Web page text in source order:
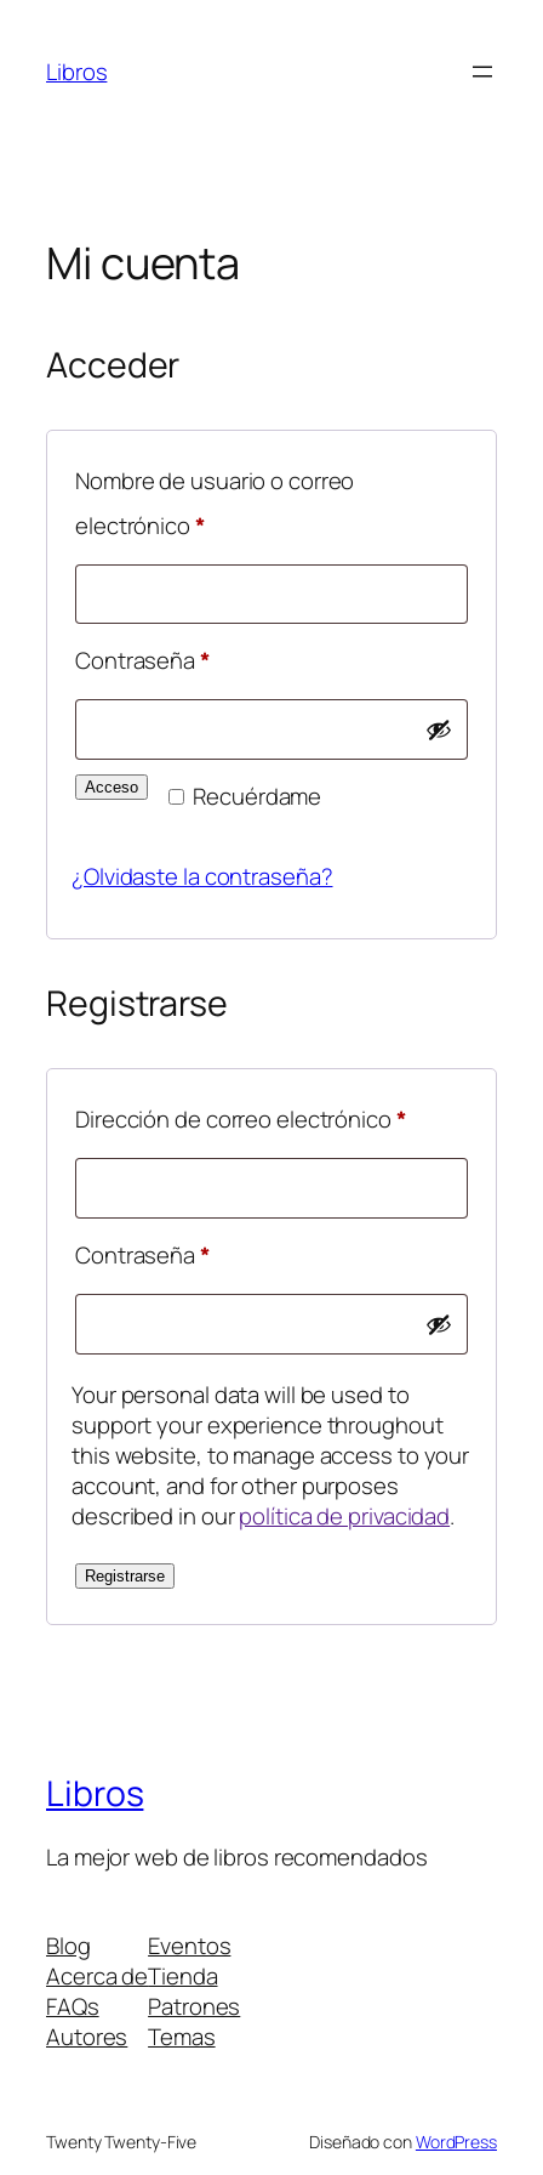
contenido
Libros
Mi cuenta
Acceder
Nombre de usuario o correo
electrónico*Obligatorio
Contraseña*Obligatorio
Recuérdame
Acceso
¿Olvidaste la contraseña?
Registrarse
Dirección de correo electrónico*Obligatorio
Contraseña*Obligatorio
Your personal data will be used to
support your experience throughout
this website, to manage access to your
account, and for other purposes
described in ourpolítica de privacidad.
Registrarse
Libros
La mejor web de libros recomendados
Blog
Acerca de
FAQs
Autores
Eventos
Tienda
Patrones
Temas
Twenty Twenty-Five Diseñado conWordPress